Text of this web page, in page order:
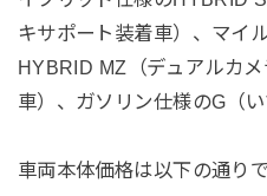
キサポート装着車）、マイ
HYBRID MZ（デュアルカ
車）、ガソリン仕様のG（い
車両本体価格は以下の通りで